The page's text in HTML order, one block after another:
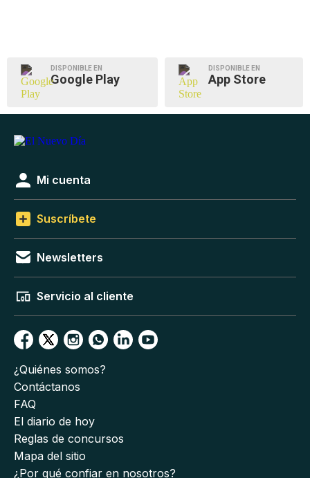
DISPONIBLE EN
Google Play
DISPONIBLE EN
App Store
Mi cuenta
Suscríbete
Newsletters
Servicio al cliente
¿Quiénes somos?
Contáctanos
FAQ
El diario de hoy
Reglas de concursos
Mapa del sitio
¿Por qué confiar en nosotros?